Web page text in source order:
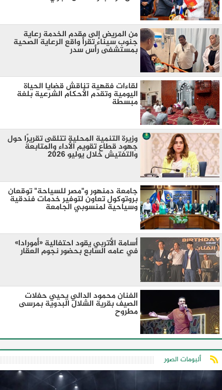
من المريض إلى مقدم الخدمة رعاية
جنوب سيناء تقرأ واقع الرعاية الصحية
بمستشفى رأس سدر
لقاءات فقهية تناقش قضايا الحياة
اليومية وتقدم الأحكام الشرعية بلغة
مبسطة
وزيرة التنمية المحلية تتلقى تقريرًا حول
جهود قطاع تقويم الأداء والمتابعة
والتفتيش خلال يوليو 2026
جامعة دمنهور و"مصر للسياحة" توقعان
بروتوكول تعاون لتوفير خدمات فندقية
وسياحية لمنسوبي الجامعة
أسامة الأتربي يقود احتفالية «أمورادا»
في عامه السابع بحضور نجوم العقار
الفنان محمود الدالي يحيي حفلات
الصيف بقرية الشلال البدوية بمرسى
مطروح
ألبومات الصور